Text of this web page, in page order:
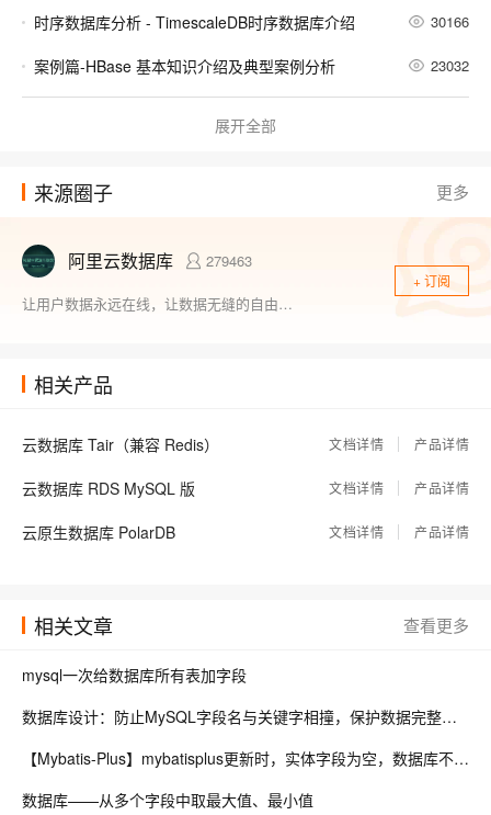
时序数据库分析 - TimescaleDB时序数据库介绍 30166
案例篇-HBase 基本知识介绍及典型案例分析 23032
PostgreSQL 百亿地理位置数据 近邻查询性能 21443
21749
展开全部
来源圈子 更多
阿里云数据库 279463
让用户数据永远在线，让数据无缝的自由流动
+ 订阅
相关产品
云数据库 Tair（兼容 Redis） 文档详情 产品详情
云数据库 RDS MySQL 版 文档详情 产品详情
云原生数据库 PolarDB 文档详情 产品详情
相关文章 查看更多
mysql一次给数据库所有表加字段
数据库设计：防止MySQL字段名与关键字相撞，保护数据完整性！
【Mybatis-Plus】mybatisplus更新时，实体字段为空，数据库不更新的解决方案
数据库——从多个字段中取最大值、最小值